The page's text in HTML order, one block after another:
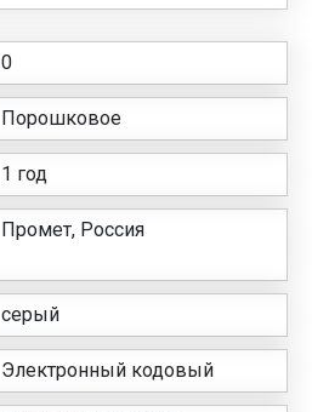
0
Порошковое
1 год
Промет, Россия
серый
Электронный кодовый